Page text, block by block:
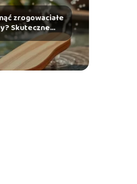
zrogowaciałe
Skuteczne
i porady